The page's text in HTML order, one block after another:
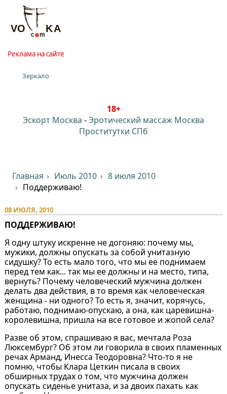
Реклама на сайте
Зеркало
18+
Эскорт Москва -Эротический массаж Москва
Проститутки СПб
Главная Июль 2010
8 июля 2010
Поддерживаю!
08 ИЮЛЯ, 2010
ПОДДЕРЖИВАЮ!
Я одну штуку искренне не догоняю: почему мы,
мужики, должны опускать за собой унитазную
сидушку? То есть мало того, что мы ее поднимаем
перед тем как... так мы ее должны и на место, типа,
вернуть? Почему человеческий мужчина должен
делать два действия, в то время как человеческая
женщина - ни одного? То есть я, значит, корячусь,
работаю, поднимаю-опускаю, а она, как царевишна-
королевишна, пришла на все готовое и жопой села?
Разве об этом, спрашиваю я вас, мечтала Роза
Люксембург? Об этом ли говорила в своих пламенных
речах Арманд, Инесса Теодоровна? Что-то я не
помню, чтобы Клара Цеткин писала в своих
обширных трудах о том, что мужчина должен
опускать сиденье унитаза, и за двоих пахать как